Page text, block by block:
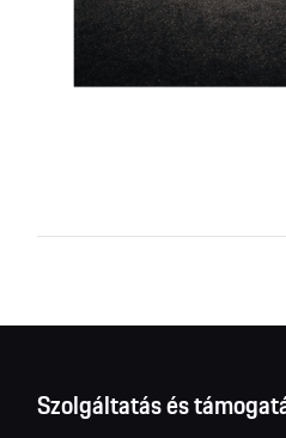
Szolgáltatás és